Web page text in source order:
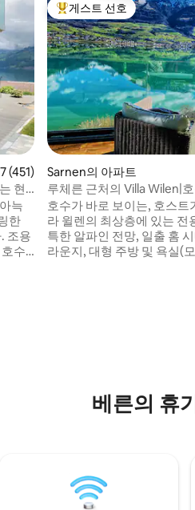
점(5점 만점), 후기 451개
(451)
현
늑
한
조용
수
상위 게스트 선호
게스트 선호
Sarnen의 아파트
루체른 근처의 Villa Wilen|
리 휴양지
호수가 바로 보이는, 호스트
라 윌렌의 최상층에 있는 전
특한 알파인 전망, 일출 홈
라운지, 대형 주방 및 욕실(
베른의 휴